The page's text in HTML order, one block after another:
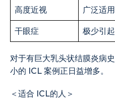
高度近视 广泛适用
干眼症 极少引起
对于有巨大乳头状结膜炎病
小的 ICL 案例正日益增多。
＜适合 ICL的人＞